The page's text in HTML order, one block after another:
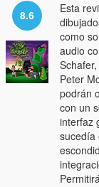
8.6
Esta
como
audio
Peter
podrán
con un
interfaz
sucedía